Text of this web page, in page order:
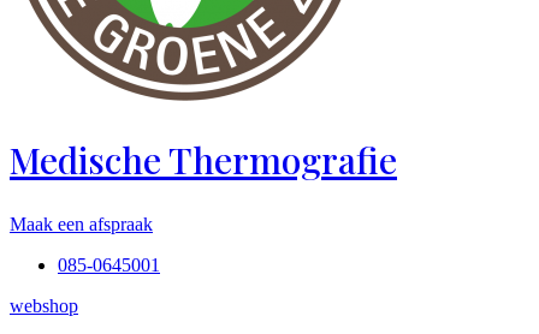
Medische Thermografie
Maak een afspraak
085-0645001
webshop